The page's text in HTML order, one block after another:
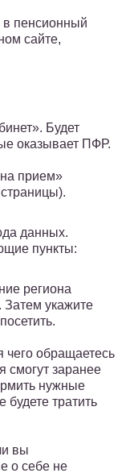
в пенсионный
сайте,
Будет
оказывает ПФР.
прием»
данных.
пункты:
региона
Затем укажите
обращаетесь
смогут заранее
нужные
будете тратить
вы
о себе не